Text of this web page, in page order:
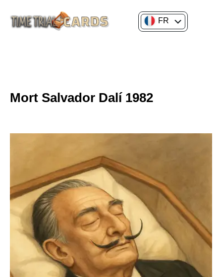
FR
Mort Salvador Dalí 1982